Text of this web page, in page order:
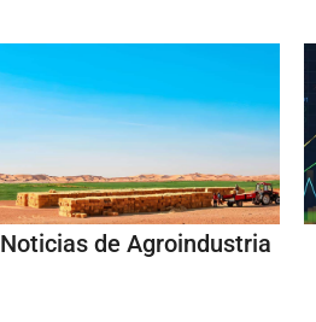
Noticias de Agroindustria